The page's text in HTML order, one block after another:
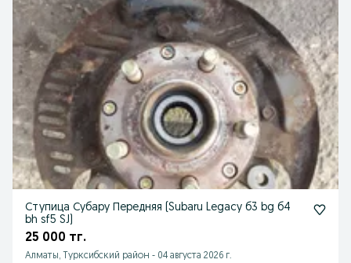
Ступица Субару Передняя (Subaru Legacy б3 bg б4
bh sf5 SJ)
25 000 тг.
Алматы, Турксибский район - 04 августа 2026 г.